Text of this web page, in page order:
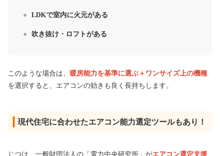
LDKで室内に火元がある
吹き抜け・ロフトがある
このような場合は、
暖房能力を基準に選ぶ＋ワンサイズ上の機種
を選択すると、エアコンの効きも良く長持ちします。
現代住宅に合わせたエアコン能力選定ツールもあり！
じつは、一般財団法人の「電力中央研究所」がエアコン選定支援